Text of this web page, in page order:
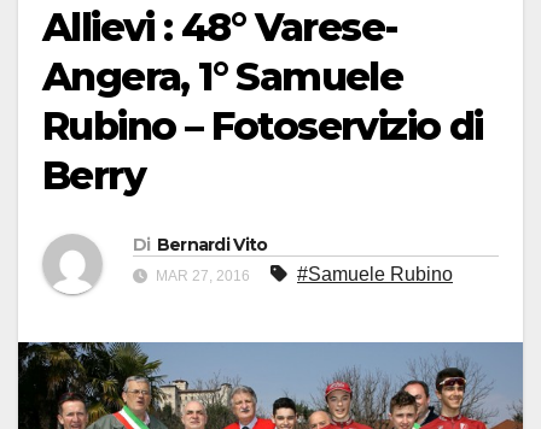
Allievi : 48° Varese-
Angera, 1° Samuele
Rubino – Fotoservizio di
Berry
Di Bernardi Vito
MAR 27, 2016 #Samuele Rubino